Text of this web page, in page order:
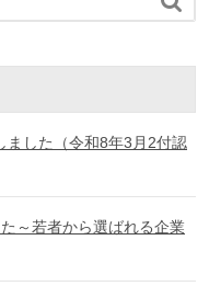
ました（令和8年3月2付認
～若者から選ばれる企業